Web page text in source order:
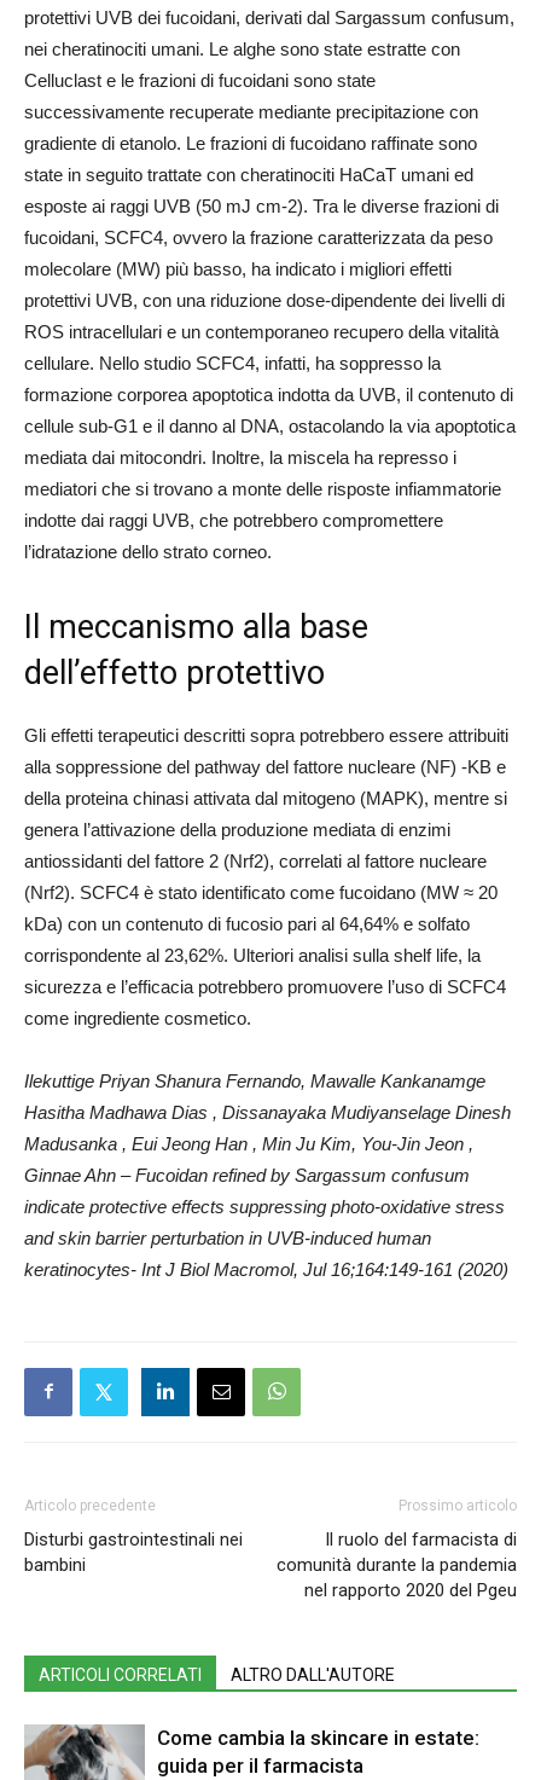
protettivi UVB dei fucoidani, derivati dal Sargassum confusum,
nei cheratinociti umani. Le alghe sono state estratte con
Celluclast e le frazioni di fucoidani sono state
successivamente recuperate mediante precipitazione con
gradiente di etanolo. Le frazioni di fucoidano raffinate sono
state in seguito trattate con cheratinociti HaCaT umani ed
esposte ai raggi UVB (50 mJ cm-2). Tra le diverse frazioni di
fucoidani, SCFC4, ovvero la frazione caratterizzata da peso
molecolare (MW) più basso, ha indicato i migliori effetti
protettivi UVB, con una riduzione dose-dipendente dei livelli di
ROS intracellulari e un contemporaneo recupero della vitalità
cellulare. Nello studio SCFC4, infatti, ha soppresso la
formazione corporea apoptotica indotta da UVB, il contenuto di
cellule sub-G1 e il danno al DNA, ostacolando la via apoptotica
mediata dai mitocondri. Inoltre, la miscela ha represso i
mediatori che si trovano a monte delle risposte infiammatorie
indotte dai raggi UVB, che potrebbero compromettere
l’idratazione dello strato corneo.
Il meccanismo alla base
dell’effetto protettivo
Gli effetti terapeutici descritti sopra potrebbero essere attribuiti
alla soppressione del pathway del fattore nucleare (NF) -KB e
della proteina chinasi attivata dal mitogeno (MAPK), mentre si
genera l’attivazione della produzione mediata di enzimi
antiossidanti del fattore 2 (Nrf2), correlati al fattore nucleare
(Nrf2). SCFC4 è stato identificato come fucoidano (MW ≈ 20
kDa) con un contenuto di fucosio pari al 64,64% e solfato
corrispondente al 23,62%. Ulteriori analisi sulla shelf life, la
sicurezza e l’efficacia potrebbero promuovere l’uso di SCFC4
come ingrediente cosmetico.
Ilekuttige Priyan Shanura Fernando, Mawalle Kankanamge
Hasitha Madhawa Dias , Dissanayaka Mudiyanselage Dinesh
Madusanka , Eui Jeong Han , Min Ju Kim, You-Jin Jeon ,
Ginnae Ahn – Fucoidan refined by Sargassum confusum
indicate protective effects suppressing photo-oxidative stress
and skin barrier perturbation in UVB-induced human
keratinocytes- Int J Biol Macromol, Jul 16;164:149-161 (2020)
Articolo precedente
Disturbi gastrointestinali nei
bambini
Prossimo articolo
Il ruolo del farmacista di
comunità durante la pandemia
nel rapporto 2020 del Pgeu
ARTICOLI CORRELATI ALTRO DALL'AUTORE
Come cambia la skincare in estate:
guida per il farmacista